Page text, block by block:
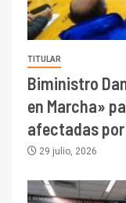
TITULAR
Biministro
en Marcha»
afectadas
29 julio, 2026